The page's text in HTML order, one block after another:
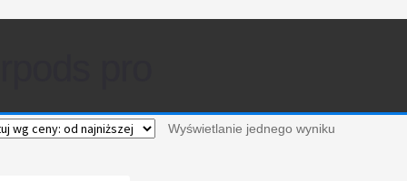
Wyświetlanie jednego wyniku